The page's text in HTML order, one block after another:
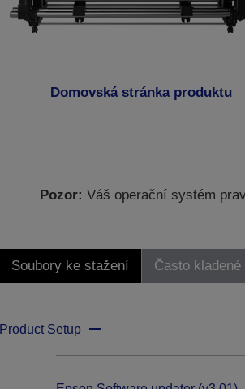
Domovská stránka produktu
Pozor: Váš operační systém
Soubory ke stažení Často kladené
Product Setup